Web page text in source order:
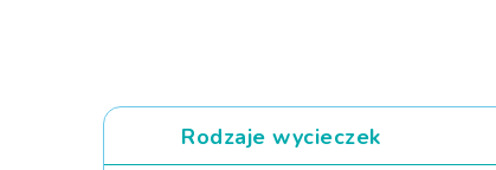
Rodzaje wycieczek